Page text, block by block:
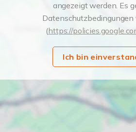
angezeigt werden. Es
Datenschutzbedingungen
(https://
Ich bin